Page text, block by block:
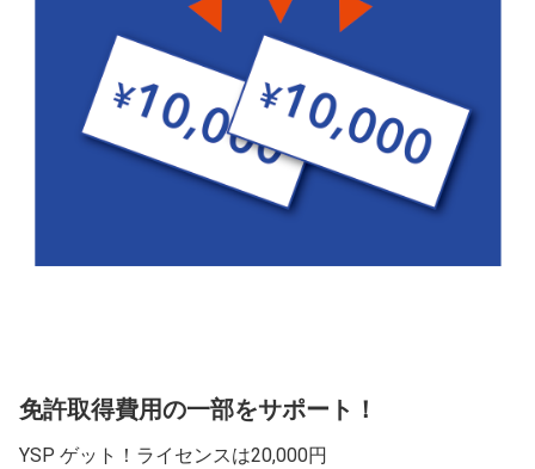
免許取得費用の一部をサポート！
YSP ゲット！ライセンスは20,000円